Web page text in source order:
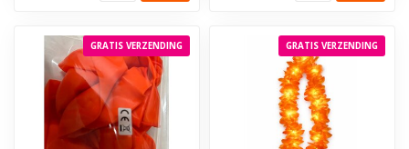
GRATIS VERZENDING GRATIS VERZENDING